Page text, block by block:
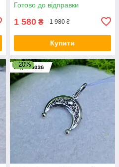
Готово до відправки
1 580 ₴ 1 980 ₴
Купити
–20%